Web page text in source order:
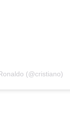
(@cristiano)